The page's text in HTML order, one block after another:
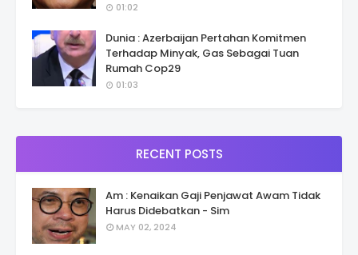
01:02
Dunia : Azerbaijan Pertahan Komitmen
Terhadap Minyak, Gas Sebagai Tuan
Rumah Cop29
01:03
RECENT POSTS
Am : Kenaikan Gaji Penjawat Awam Tidak
Harus Didebatkan - Sim
MAY 02, 2024